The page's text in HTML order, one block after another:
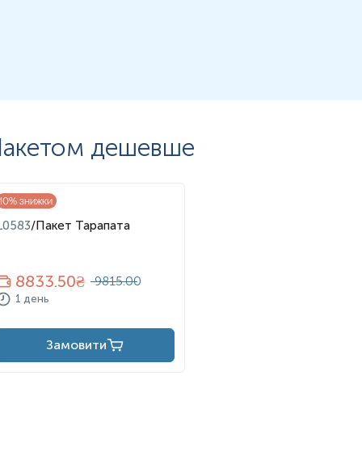
ген LPH (LCT)
дешевше
10% знижки
/Пакет Тарапата
8833.50₴ 9815.00
1 день
Замовити